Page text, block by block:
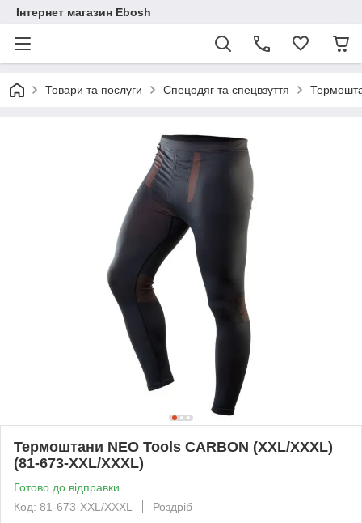
Інтернет магазин Ebosh
Товари та послуги Спецодяг та спецвзуття
Термоштани NEO Tools CARBON (XXL/XXXL)
(81-673-XXL/XXXL)
Готово до відправки
Код: 81-673-XXL/XXXL
Роздріб